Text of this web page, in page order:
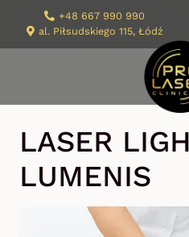
+48 667 990 990
al. Piłsudskiego 115, Łódź
LASER
LUMENIS